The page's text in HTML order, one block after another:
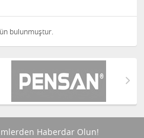
bulunmuştur.
Haberdar Olun!